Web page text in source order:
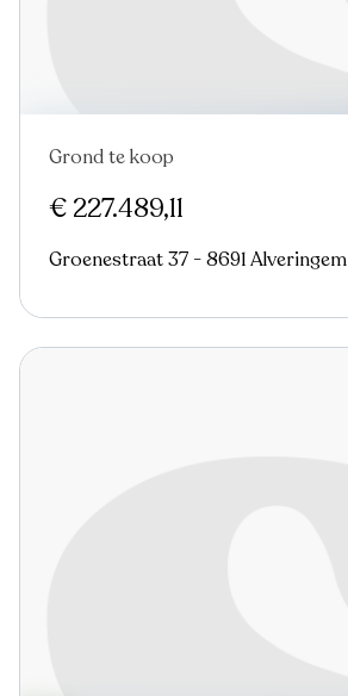
Grond te koop
€ 227.489,11
Groenestraat 37 - 8691 Alveringem